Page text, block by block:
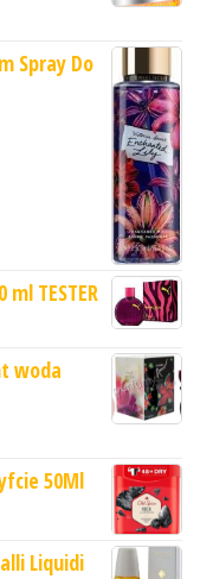
Spray Do
TESTER
woda
50Ml
Liquidi